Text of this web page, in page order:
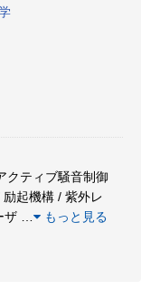
クティブ騒音制御
起機構 / 紫外レ
ザ
もっと見る